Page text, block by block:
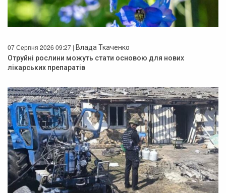
07 Серпня 2026 09:27 | Влада Ткаченко
Отруйні рослини можуть стати основою для нових
лікарських препаратів